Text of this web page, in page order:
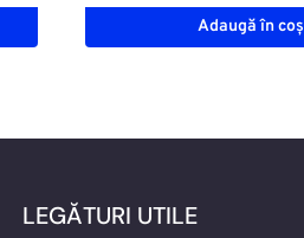
Adaugă în coș
LEGĂTURI UTILE